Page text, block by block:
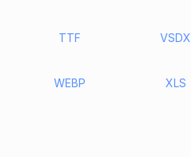
TTF VSDX
WEBP XLS